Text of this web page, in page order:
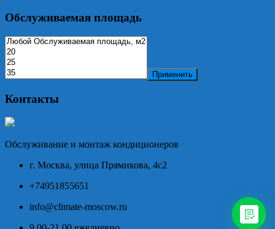
Обслуживаемая площадь
Применить
Контакты
Обслуживание и монтаж кондиционеров
г. Москва, улица Прямикова, 4с2
+74951855651
info@climate-moscow.ru